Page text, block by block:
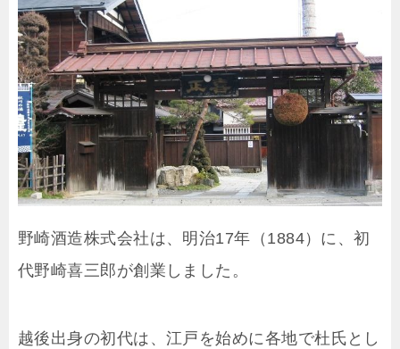
野崎酒造株式会社は、明治17年（1884）に、初
代野崎喜三郎が創業しました。
越後出身の初代は、江戸を始めに各地で杜氏とし